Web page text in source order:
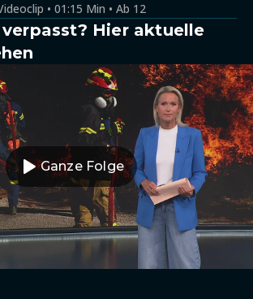
• 01:15 Min • Ab 12
Hier aktuelle
Ganze Folge